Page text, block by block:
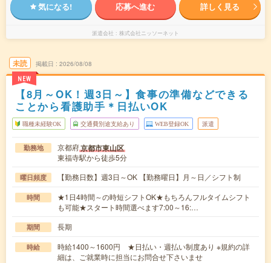
気になる! 応募へ進む 詳しく見る
派遣会社 株式会社ニッソーネット
未読
NEW
掲載日 2026/08/08
【8月～OK！週3日～】食事の準備などできる
ことから看護助手＊日払いOK
職種未経験OK 交通費別途支給あり WEB登録OK 派遣
勤務地 京都府京都市東山区
東福寺駅から徒歩5分
曜日頻度 【勤務日数】週3日～OK 【勤務曜日】月～日／シフト制
時間
★1日4時間～の時短シフトOK★もちろんフルタイムシフト
も可能★スタート時間選べます7:00～16:…
期間 長期
時給
時給1400～1600円 ★日払い・週払い制度あり ※規約の詳
細は、ご就業時に担当にお問合せ下さいませ